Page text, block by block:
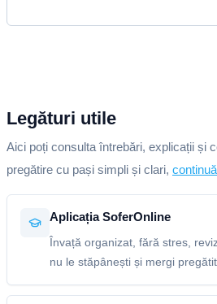
Legături utile
Aici poți consulta întrebări, explicații și
pregătire cu pași simpli și clari,
Aplicația SoferOnline
Învață organizat, fără stres,
nu le stăpânești și mergi